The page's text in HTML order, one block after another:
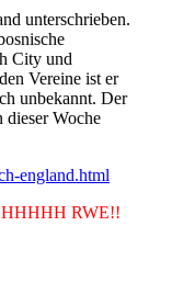
unterschrieben.
City und
Vereine ist er
unbekannt. Der
Woche
england.html
RWE!!